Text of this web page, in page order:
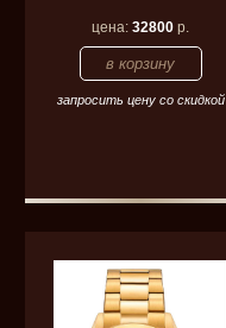
цена:32800 р.
запросить цену со скидкой